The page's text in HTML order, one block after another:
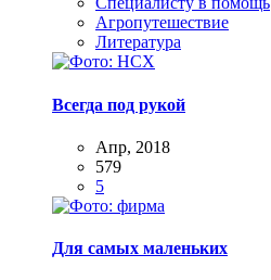
Агропутешествие
Литература
Всегда под рукой
Апр, 2018
579
5
Для самых маленьких